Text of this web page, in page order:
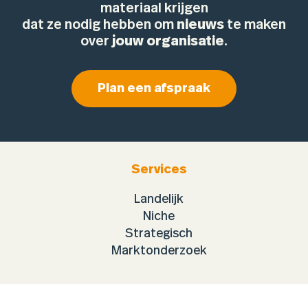
materiaal krijgen
dat ze nodig hebben om nieuws te maken
over jouw organisatie.
Plan een afspraak
Services
Landelijk
Niche
Strategisch
Marktonderzoek